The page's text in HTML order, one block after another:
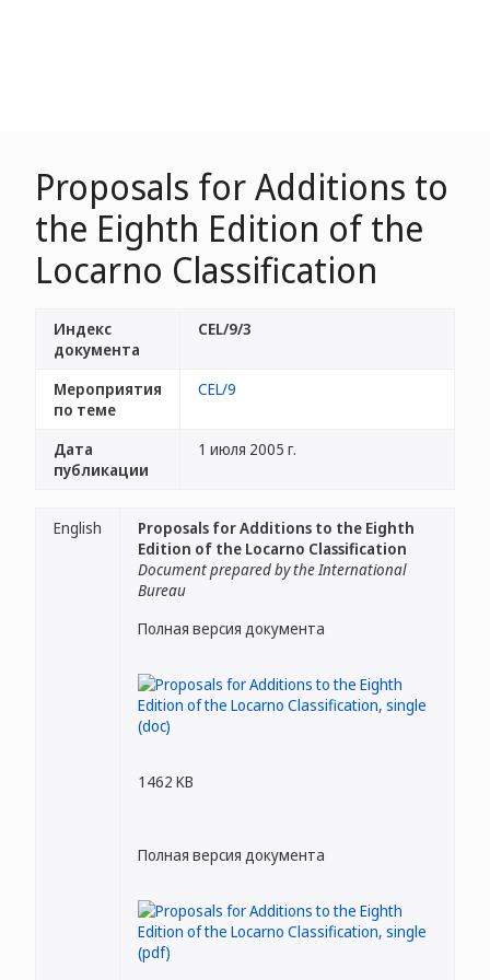
Proposals for Additions to
the Eighth Edition of the
Locarno Classification
Индекс
документа
CEL/9/3
Мероприятия
по теме
CEL/9
Дата
публикации
1 июля 2005 г.
English
Proposals for Additions to the Eighth
Edition of the Locarno Classification
Document prepared by the International
Bureau
Полная версия документа
1462 KB
Полная версия документа